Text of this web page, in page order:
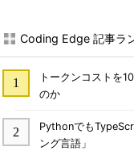
Coding Edge 記事ラ
トークンコストを
のか
Pythonでも
ング言語」